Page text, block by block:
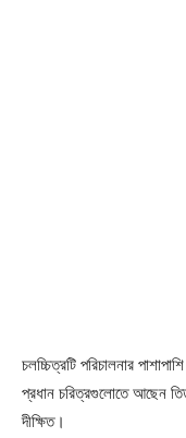
চলচ্চিত্রটি পরিচালনার
প্রধান চরিত্রগুলোতে আছেন
দীক্ষিত।